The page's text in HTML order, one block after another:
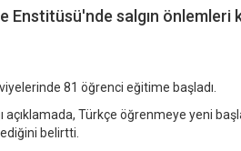
Enstitüsü'nde salgın
81 öğrenci eğitime başladı.
açıklamada, Türkçe öğrenmeye yeni
belirtti.